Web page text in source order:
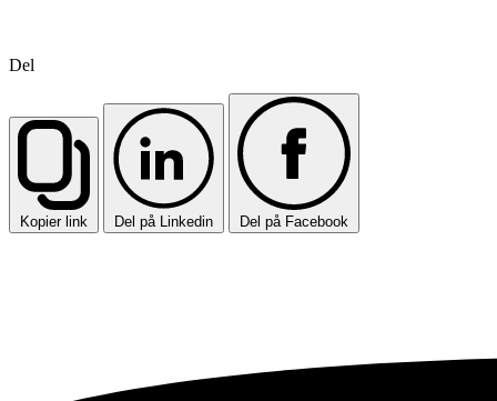
Del
Kopier link Del på Linkedin Del på Facebook